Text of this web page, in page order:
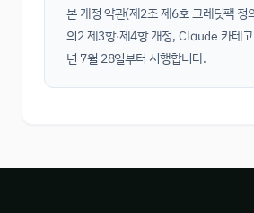
본 개정 약관(제2조 제6호 크레딧팩 정
의2 제3항·제4항 개정, Claude 카테
년 7월 28일부터 시행합니다.